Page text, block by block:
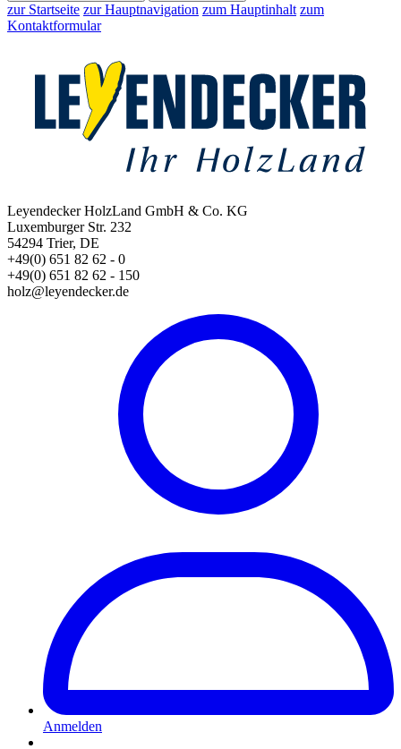
zur Startseite zur Hauptnavigation zum Hauptinhalt zum
Kontaktformular
Leyendecker HolzLand GmbH & Co. KG
Luxemburger Str. 232
54294 Trier, DE
+49(0) 651 82 62 - 0
+49(0) 651 82 62 - 150
holz@leyendecker.de
Anmelden